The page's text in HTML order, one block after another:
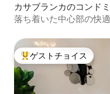
カサブランカのコンド
落ち着いた中心部の快
大好評のゲストチョイス
ゲストチョイス